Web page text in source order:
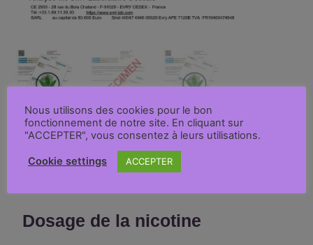
Dosage de la nicotine
Nous utilisons des cookies pour le bon
fonctionnement de notre site. En cliquant sur
"ACCEPTER", vous consentez à leurs utilisations.
Cookie settings ACCEPTER